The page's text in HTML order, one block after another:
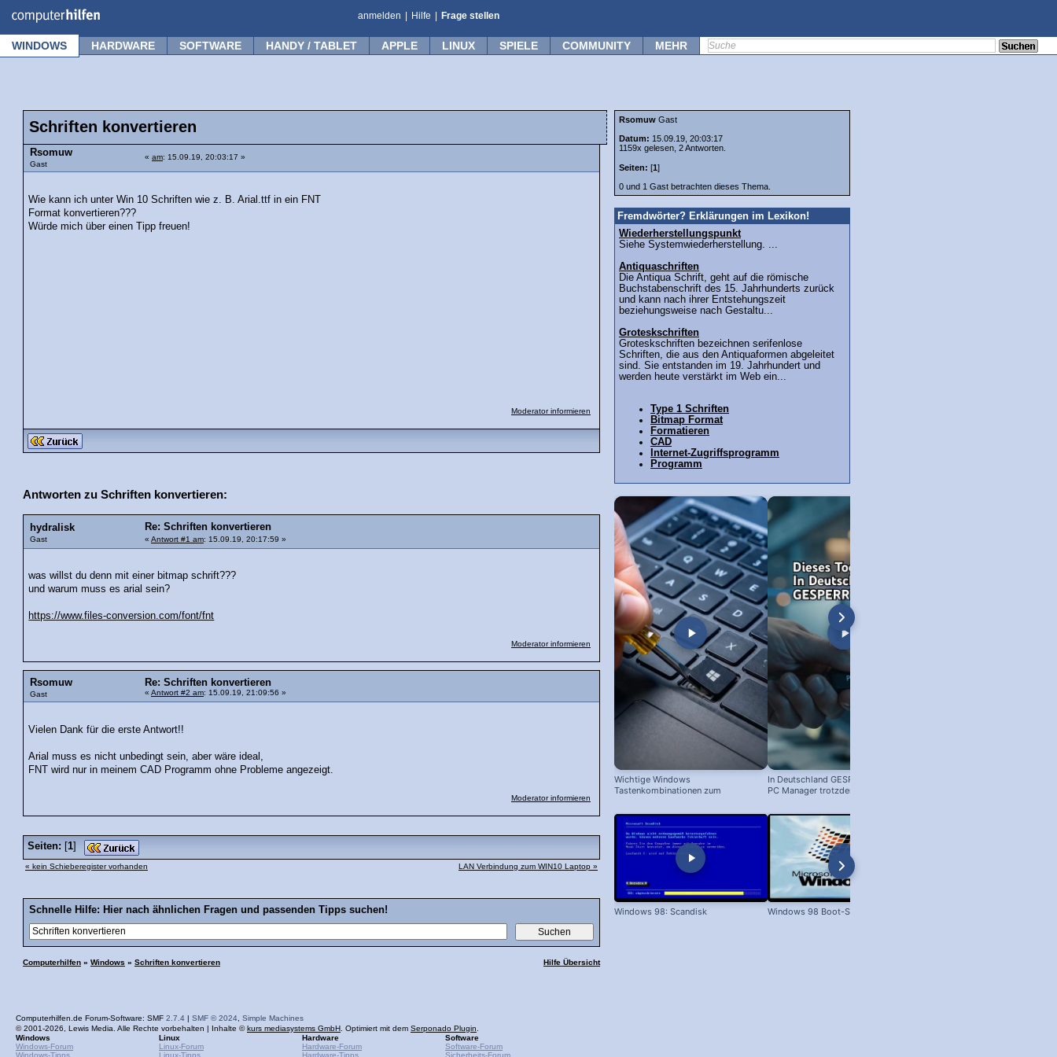
anmelden Hilfe Frage stellen
WINDOWS HARDWARE SOFTWARE HANDY / TABLET APPLE LINUX SPIELE COMMUNITY MEHR
Schriften konvertieren
Rsomuw
Gast
« am: 15.09.19, 20:03:17 »
Wie kann ich unter Win 10 Schriften wie z. B. Arial.ttf in ein FNT
Format konvertieren???
Würde mich über einen Tipp freuen!
Moderator informieren
Antworten zu Schriften konvertieren:
hydralisk
Gast
Re: Schriften konvertieren
« Antwort #1 am: 15.09.19, 20:17:59 »
was willst du denn mit einer bitmap schrift???
und warum muss es arial sein?
https://www.files-conversion.com/font/fnt
Moderator informieren
Rsomuw
Gast
Re: Schriften konvertieren
« Antwort #2 am: 15.09.19, 21:09:56 »
Vielen Dank für die erste Antwort!!
Arial muss es nicht unbedingt sein, aber wäre ideal,
FNT wird nur in meinem CAD Programm ohne Probleme angezeigt.
Moderator informieren
Seiten: [1]
« kein Schieberegister vorhanden LAN Verbindung zum WIN10 Laptop »
Schnelle Hilfe: Hier nach ähnlichen Fragen und passenden Tipps suchen!
Computerhilfen » Windows » Schriften konvertieren Hilfe Übersicht
Rsomuw Gast
Datum: 15.09.19, 20:03:17
1159x gelesen, 2 Antworten.
Seiten: [1]
0 und 1 Gast betrachten dieses Thema.
Fremdwörter? Erklärungen im Lexikon!
Wiederherstellungspunkt
Siehe Systemwiederherstellung. ...
Antiquaschriften
Die Antiqua Schrift, geht auf die römische
Buchstabenschrift des 15. Jahrhunderts zurück
und kann nach ihrer Entstehungszeit
beziehungsweise nach Gestaltu...
Groteskschriften
Groteskschriften bezeichnen serifenlose
Schriften, die aus den Antiquaformen abgeleitet
sind. Sie entstanden im 19. Jahrhundert und
werden heute verstärkt im Web ein...
Type 1 Schriften
Bitmap Format
Formatieren
CAD
Internet-Zugriffsprogramm
Programm
Wichtige Windows
Tastenkombinationen zum
In Deutschland GESPERRT: Microsoft
PC Manager trotzdem installieren
Windows 98: Scandisk Windows 98 Boot-Screen
Computerhilfen.de Forum-Software: SMF 2.7.4 | SMF © 2024 Simple Machines
© 2001-2026, Lewis Media. Alle Rechte vorbehalten | Inhalte ©kurs mediasystems GmbH . Optimiert mit dem Serponado Plugin
Windows
Windows-Forum
Windows-Tipps
Linux
Linux-Forum
Linux-Tipps
Hardware
Hardware-Forum
Hardware-Tipps
Software
Software-Forum
Sicherheits-Forum